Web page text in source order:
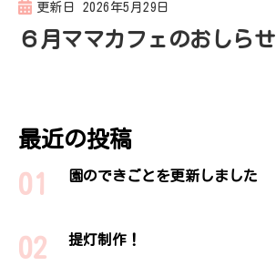
更新日 2026年5月29日
６月ママカフェのおしらせ
最近の投稿
園のできごとを更新しました
提灯制作！